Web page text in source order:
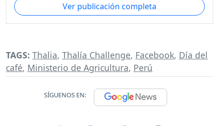
Ver publicación completa
TAGS: Thalia, Thalía Challenge, Facebook, Día del
café, Ministerio de Agricultura, Perú
SÍGUENOS EN: